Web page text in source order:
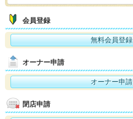
会員登録
無料会員登録
オーナー申請
オーナー申請
閉店申請